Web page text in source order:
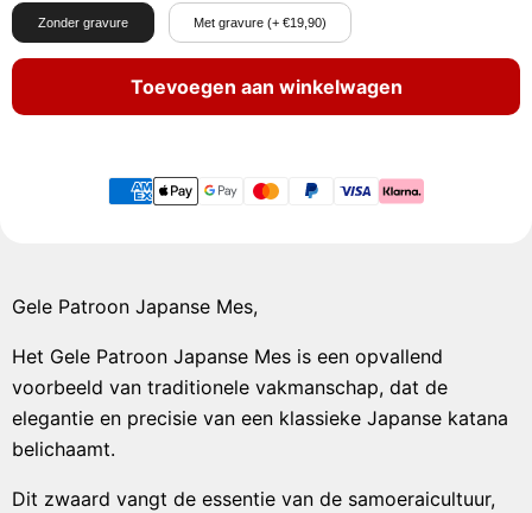
Zonder gravure Met gravure (+ €19,90)
Toevoegen aan winkelwagen
Gele Patroon Japanse Mes,
Het Gele Patroon Japanse Mes is een opvallend
voorbeeld van traditionele vakmanschap, dat de
elegantie en precisie van een klassieke Japanse katana
belichaamt.
Dit zwaard vangt de essentie van de samoeraicultuur,